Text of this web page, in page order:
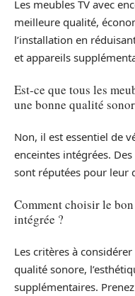
Les meubles TV avec
meilleure qualité,
l’installation en
et appareils
Est-ce que tous les
une bonne qualité
Non, il est essentiel de
enceintes intégrées.
sont réputées pour leur
Comment choisir le
intégrée ?
Les critères à
qualité sonore,
supplémentaires.